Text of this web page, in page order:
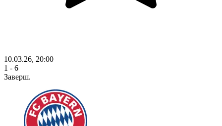
10.03.26, 20:00
1 - 6
Заверш.